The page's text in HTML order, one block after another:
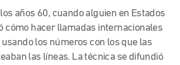
años 60, cuando alguien en Estados
cómo hacer llamadas internacionales
los números con los que las
las líneas. La técnica se difundió